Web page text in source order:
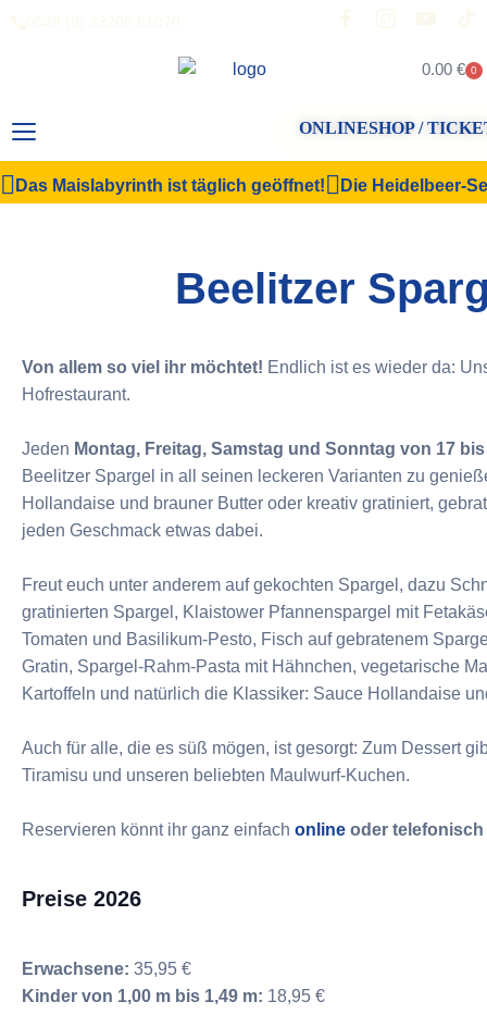
0.00 € 0
ONLINESHOP /
Das Maislabyrinth ist täglich geöffnet! Die Heidelbeer-
Beelitzer
Von allem so viel ihr möchtet! Endlich ist es wieder da:
Hofrestaurant.
Jeden Montag, Freitag, Samstag und Sonntag von 17
Beelitzer Spargel in all seinen leckeren Varianten zu
Hollandaise und brauner Butter oder kreativ gratiniert,
jeden Geschmack etwas dabei.
Freut euch unter anderem auf gekochten Spargel, dazu
gratinierten Spargel, Klaistower Pfannenspargel mit
Tomaten und Basilikum-Pesto, Fisch auf gebratenem
Gratin, Spargel-Rahm-Pasta mit Hähnchen, vegetarische
Kartoffeln und natürlich die Klassiker: Sauce Hollandaise
Auch für alle, die es süß mögen, ist gesorgt: Zum Dessert
Tiramisu und unseren beliebten Maulwurf-Kuchen.
Reservieren könnt ihr ganz einfach online oder telefonisch
Preise 2026
Erwachsene: 35,95 €
Kinder von 1,00 m bis 1,49 m: 18,95 €